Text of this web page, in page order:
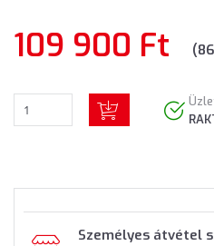
109 900 Ft
Személyes átvétel